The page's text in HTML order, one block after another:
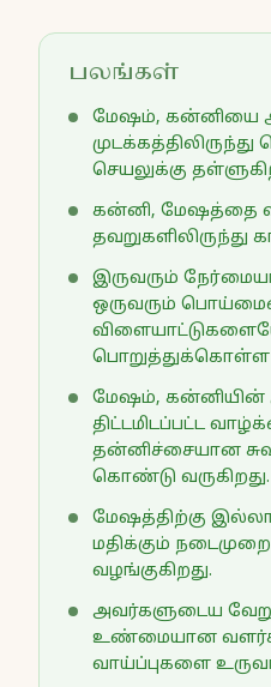
பலங்கள்
மேஷம், கன்னியை
செயலுக்கு
கன்னி, மேஷத்தை
தவறுகளிலிருந்து
இருவரும்
ஒருவரும்
பொறுத்துக்கொள்ள
மேஷம், கன்னியின்
திட்டமிடப்பட்ட
தன்னிச்சையான
கொண்டு வருகிறது.
மேஷத்திற்கு
மதிக்கும்
வழங்குகிறது.
அவர்களுடைய
உண்மையான
வாய்ப்புகளை